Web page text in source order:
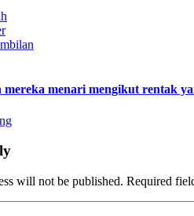
menari mengikut rentak
will not be published. Required